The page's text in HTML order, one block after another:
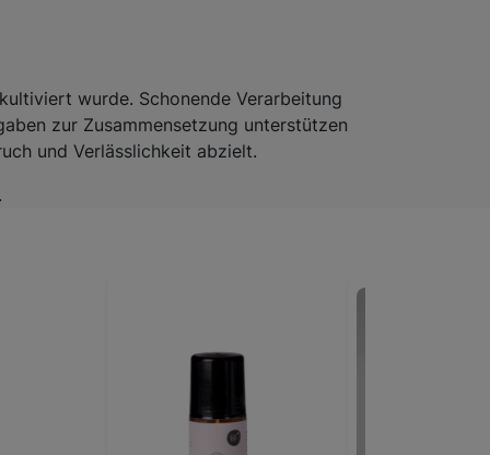
wurde. Schonende Verarbeitung
zur Zusammensetzung unterstützen
und Verlässlichkeit abzielt.